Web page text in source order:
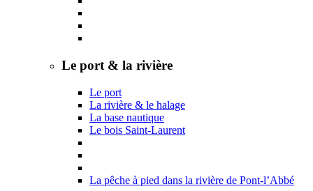
Le port & la rivière
Le port
La rivière & le halage
La base nautique
Le bois Saint-Laurent
La pêche à pied dans la rivière de Pont-l’Abbé